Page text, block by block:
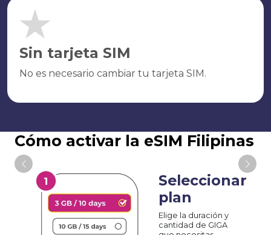
Sin tarjeta SIM
No es necesario cambiar tu tarjeta SIM.
Cómo activar la eSIM Filipinas
Seleccionar
plan
Elige la duración y
cantidad de GIGA